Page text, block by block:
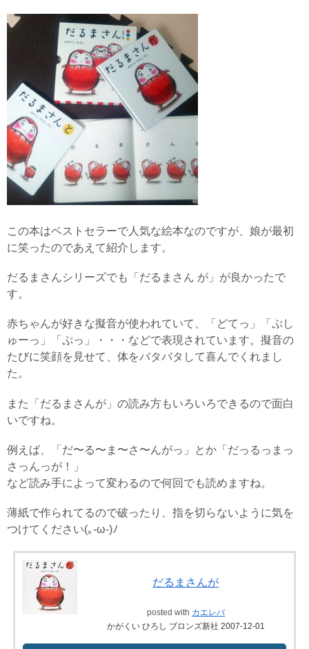
この本はベストセラーで人気な絵本なのですが、娘が最初
に笑ったのであえて紹介します。
だるまさんシリーズでも「だるまさん が」が良かったで
す。
赤ちゃんが好きな擬音が使われていて、「どてっ」「ぷし
ゅーっ」「ぷっ」・・・などで表現されています。擬音の
たびに笑顔を見せて、体をバタバタして喜んでくれまし
た。
また「だるまさんが」の読み方もいろいろできるので面白
いですね。
例えば、「だ〜る〜ま〜さ〜んがっ」とか「だっるっまっ
さっんっが！」
など読み手によって変わるので何回でも読めますね。
薄紙で作られてるので破ったり、指を切らないように気を
つけてください(｡-ω-)ﾉ
だるまさんが
posted with カエレバ
かがくい ひろし ブロンズ新社 2007-12-01